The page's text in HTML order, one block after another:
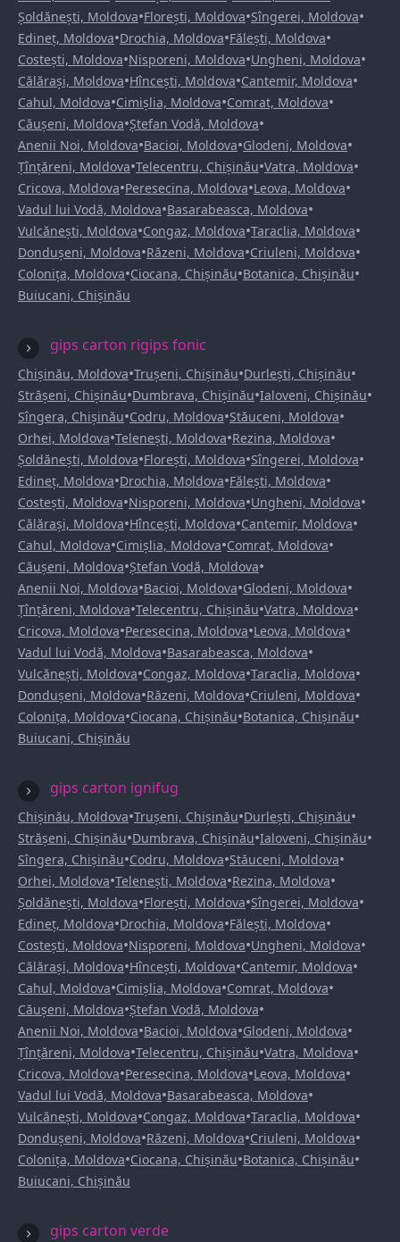
Șoldănești, Moldova•Florești, Moldova•Sîngerei, Moldova•
Edineț, Moldova•Drochia, Moldova•Fălești, Moldova•
Costești, Moldova•Nisporeni, Moldova•Ungheni, Moldova•
Călărași, Moldova•Hîncești, Moldova•Cantemir, Moldova•
Cahul, Moldova•Cimișlia, Moldova•Comrat, Moldova•
Căușeni, Moldova•Ștefan Vodă, Moldova•
Anenii Noi, Moldova•Bacioi, Moldova•Glodeni, Moldova•
Țînțăreni, Moldova•Telecentru, Chișinău•Vatra, Moldova•
Cricova, Moldova•Peresecina, Moldova•Leova, Moldova•
Vadul lui Vodă, Moldova•Basarabeasca, Moldova•
Vulcănești, Moldova•Congaz, Moldova•Taraclia, Moldova•
Dondușeni, Moldova•Răzeni, Moldova•Criuleni, Moldova•
Colonița, Moldova•Ciocana, Chișinău•Botanica, Chișinău•
Buiucani, Chișinău
gips carton rigips fonic
Chișinău, Moldova•Trușeni, Chișinău•Durlești, Chișinău•
Strășeni, Chișinău•Dumbrava, Chișinău•Ialoveni, Chișinău•
Sîngera, Chișinău•Codru, Moldova•Stăuceni, Moldova•
Orhei, Moldova•Telenești, Moldova•Rezina, Moldova•
Șoldănești, Moldova•Florești, Moldova•Sîngerei, Moldova•
Edineț, Moldova•Drochia, Moldova•Fălești, Moldova•
Costești, Moldova•Nisporeni, Moldova•Ungheni, Moldova•
Călărași, Moldova•Hîncești, Moldova•Cantemir, Moldova•
Cahul, Moldova•Cimișlia, Moldova•Comrat, Moldova•
Căușeni, Moldova•Ștefan Vodă, Moldova•
Anenii Noi, Moldova•Bacioi, Moldova•Glodeni, Moldova•
Țînțăreni, Moldova•Telecentru, Chișinău•Vatra, Moldova•
Cricova, Moldova•Peresecina, Moldova•Leova, Moldova•
Vadul lui Vodă, Moldova•Basarabeasca, Moldova•
Vulcănești, Moldova•Congaz, Moldova•Taraclia, Moldova•
Dondușeni, Moldova•Răzeni, Moldova•Criuleni, Moldova•
Colonița, Moldova•Ciocana, Chișinău•Botanica, Chișinău•
Buiucani, Chișinău
gips carton ignifug
Chișinău, Moldova•Trușeni, Chișinău•Durlești, Chișinău•
Strășeni, Chișinău•Dumbrava, Chișinău•Ialoveni, Chișinău•
Sîngera, Chișinău•Codru, Moldova•Stăuceni, Moldova•
Orhei, Moldova•Telenești, Moldova•Rezina, Moldova•
Șoldănești, Moldova•Florești, Moldova•Sîngerei, Moldova•
Edineț, Moldova•Drochia, Moldova•Fălești, Moldova•
Costești, Moldova•Nisporeni, Moldova•Ungheni, Moldova•
Călărași, Moldova•Hîncești, Moldova•Cantemir, Moldova•
Cahul, Moldova•Cimișlia, Moldova•Comrat, Moldova•
Căușeni, Moldova•Ștefan Vodă, Moldova•
Anenii Noi, Moldova•Bacioi, Moldova•Glodeni, Moldova•
Țînțăreni, Moldova•Telecentru, Chișinău•Vatra, Moldova•
Cricova, Moldova•Peresecina, Moldova•Leova, Moldova•
Vadul lui Vodă, Moldova•Basarabeasca, Moldova•
Vulcănești, Moldova•Congaz, Moldova•Taraclia, Moldova•
Dondușeni, Moldova•Răzeni, Moldova•Criuleni, Moldova•
Colonița, Moldova•Ciocana, Chișinău•Botanica, Chișinău•
Buiucani, Chișinău
gips carton verde